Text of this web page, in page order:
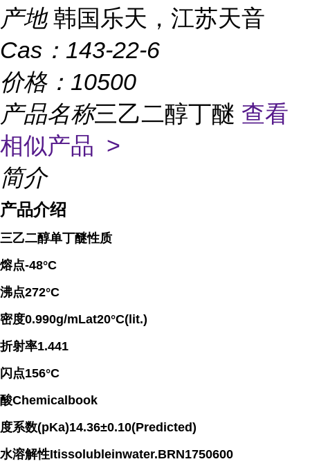
产地 韩国乐天，江苏天音
Cas： 143-22-6
价格： 10500
产品名称三乙二醇丁醚 查看
相似产品 >
简介
产品介绍
三乙二醇单丁醚性质
熔点-48°C
沸点272°C
密度0.990g/mLat20°C(lit.)
折射率1.441
闪点156°C
酸Chemicalbook
度系数(pKa)14.36±0.10(Predicted)
水溶解性Itissolubleinwater.BRN1750600